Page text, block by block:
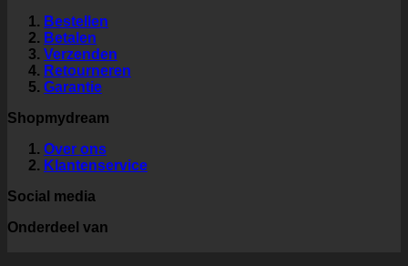
Bestellen
Betalen
Verzenden
Retourneren
Garantie
Shopmydream
Over ons
Klantenservice
Social media
Onderdeel van